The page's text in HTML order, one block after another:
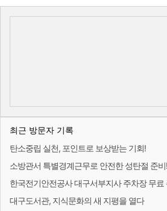
최근 방문자 기록
탄소중립 실천, 포인트로 보상받는 기회!
소방관서 특별경계근무로 안전한 성탄절 준비!
한국전기안전공사 대구서부지사 주차장 무료
대구도서관, 지식문화의 새 지평을 열다